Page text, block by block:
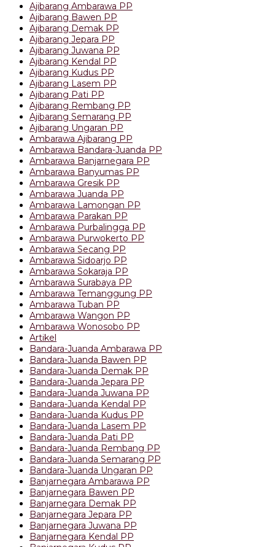
Ajibarang Ambarawa PP
Ajibarang Bawen PP
Ajibarang Demak PP
Ajibarang Jepara PP
Ajibarang Juwana PP
Ajibarang Kendal PP
Ajibarang Kudus PP
Ajibarang Lasem PP
Ajibarang Pati PP
Ajibarang Rembang PP
Ajibarang Semarang PP
Ajibarang Ungaran PP
Ambarawa Ajibarang PP
Ambarawa Bandara-Juanda PP
Ambarawa Banjarnegara PP
Ambarawa Banyumas PP
Ambarawa Gresik PP
Ambarawa Juanda PP
Ambarawa Lamongan PP
Ambarawa Parakan PP
Ambarawa Purbalingga PP
Ambarawa Purwokerto PP
Ambarawa Secang PP
Ambarawa Sidoarjo PP
Ambarawa Sokaraja PP
Ambarawa Surabaya PP
Ambarawa Temanggung PP
Ambarawa Tuban PP
Ambarawa Wangon PP
Ambarawa Wonosobo PP
Artikel
Bandara-Juanda Ambarawa PP
Bandara-Juanda Bawen PP
Bandara-Juanda Demak PP
Bandara-Juanda Jepara PP
Bandara-Juanda Juwana PP
Bandara-Juanda Kendal PP
Bandara-Juanda Kudus PP
Bandara-Juanda Lasem PP
Bandara-Juanda Pati PP
Bandara-Juanda Rembang PP
Bandara-Juanda Semarang PP
Bandara-Juanda Ungaran PP
Banjarnegara Ambarawa PP
Banjarnegara Bawen PP
Banjarnegara Demak PP
Banjarnegara Jepara PP
Banjarnegara Juwana PP
Banjarnegara Kendal PP